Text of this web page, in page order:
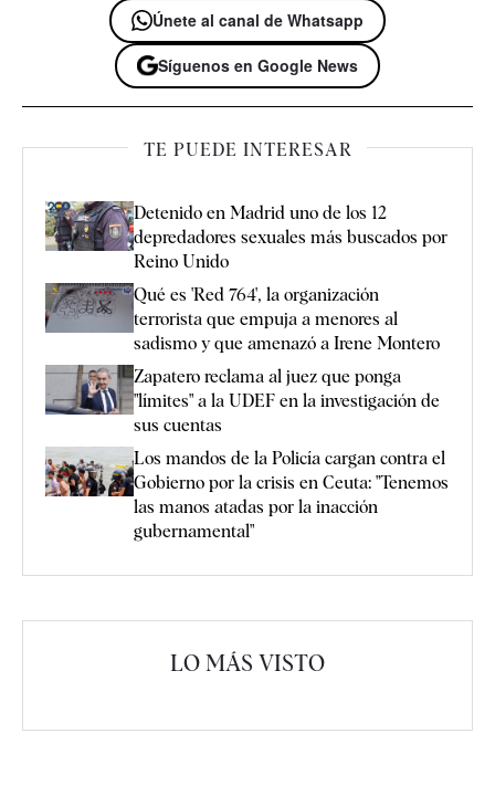
Únete al canal de Whatsapp
Síguenos en Google News
TE PUEDE INTERESAR
Detenido en Madrid uno de los 12
depredadores sexuales más buscados por
Reino Unido
Qué es 'Red 764', la organización
terrorista que empuja a menores al
sadismo y que amenazó a Irene Montero
Zapatero reclama al juez que ponga
"límites" a la UDEF en la investigación de
sus cuentas
Los mandos de la Policía cargan contra el
Gobierno por la crisis en Ceuta: "Tenemos
las manos atadas por la inacción
gubernamental"
LO MÁS VISTO